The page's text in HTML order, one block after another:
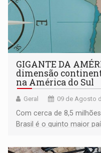
GIGANTE DA
dimensão
na América do Sul
Geral 09 de Agosto
Com cerca de 8,5
Brasil é o quinto maior